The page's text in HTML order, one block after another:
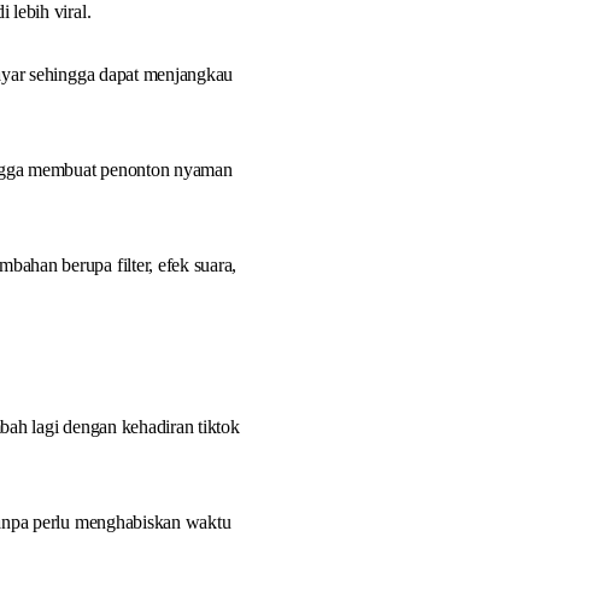
lebih viral.
sehingga dapat menjangkau
membuat penonton nyaman
berupa filter, efek suara,
lagi dengan kehadiran tiktok
perlu menghabiskan waktu